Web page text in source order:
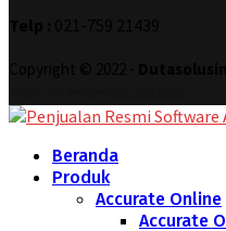
Beranda
Produk
Accurate Online
Accurate